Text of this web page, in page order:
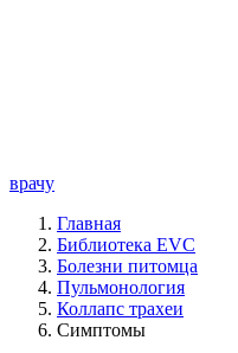
врачу
Главная
Библиотека EVC
Болезни питомца
Пульмонология
Коллапс трахеи
Симптомы